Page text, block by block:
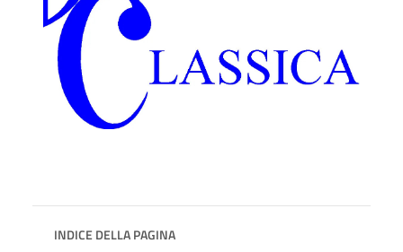
INDICE DELLA PAGINA